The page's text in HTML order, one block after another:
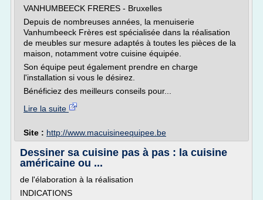
VANHUMBEECK FRERES - Bruxelles
Depuis de nombreuses années, la menuiserie
Vanhumbeeck Frères est spécialisée dans la réalisation
de meubles sur mesure adaptés à toutes les pièces de la
maison, notamment votre cuisine équipée.
Son équipe peut également prendre en charge
l'installation si vous le désirez.
Bénéficiez des meilleurs conseils pour...
Lire la suite
Site : http://www.macuisineequipee.be
Dessiner sa cuisine pas à pas : la cuisine
américaine ou ...
de l'élaboration à la réalisation
INDICATIONS